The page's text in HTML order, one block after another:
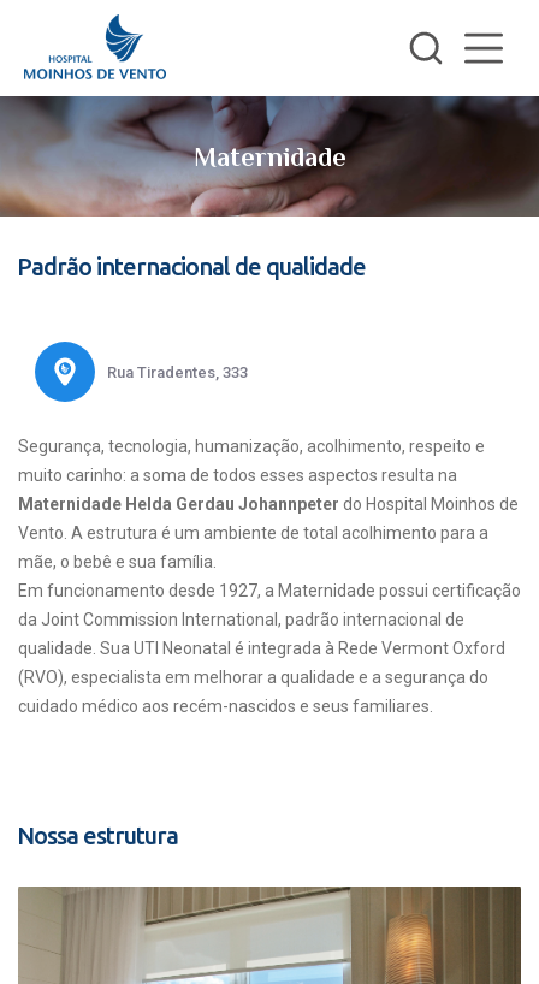
Maternidade
Padrão internacional de qualidade
Rua Tiradentes, 333
Segurança, tecnologia, humanização, acolhimento, respeito e
muito carinho: a soma de todos esses aspectos resulta na
Maternidade Helda Gerdau Johannpeter do Hospital Moinhos de
Vento. A estrutura é um ambiente de total acolhimento para a
mãe, o bebê e sua família.
Em funcionamento desde 1927, a Maternidade possui certificação
da Joint Commission International, padrão internacional de
qualidade. Sua UTI Neonatal é integrada à Rede Vermont Oxford
(RVO), especialista em melhorar a qualidade e a segurança do
cuidado médico aos recém-nascidos e seus familiares.
Nossa estrutura